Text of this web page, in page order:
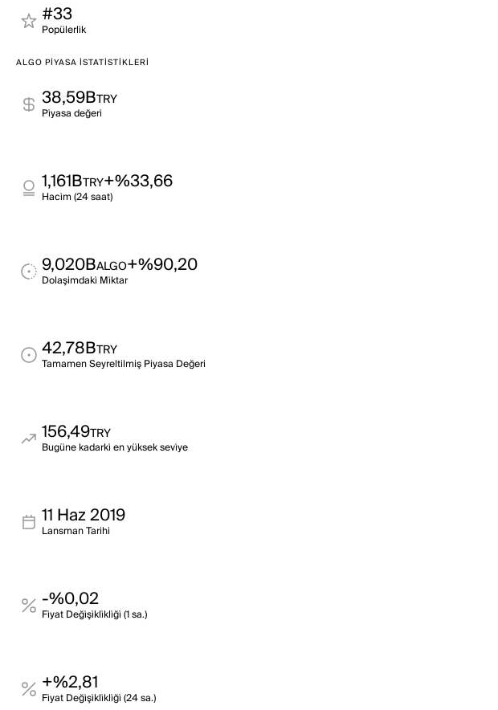
#33
Popülerli̇k
ALGO PIYASA İSTATISTIKLERI
38,59BTRY
Pi̇yasa değeri̇
1,161BTRY+%33,66
Haci̇m (24 saat)
9,020BALGO+%90,20
Dolaşimdaki̇ Mi̇ktar
42,78BTRY
Tamamen Seyreltilmiş Piyasa Değeri
156,49TRY
Bugüne kadarki̇ en yüksek sevi̇ye
11 Haz 2019
Lansman Tarihi
-%0,02
Fi̇yat Deği̇şi̇kli̇kli̇ği̇ (1 sa.)
+%2,81
Fi̇yat Deği̇şi̇kli̇kli̇ği̇ (24 sa.)